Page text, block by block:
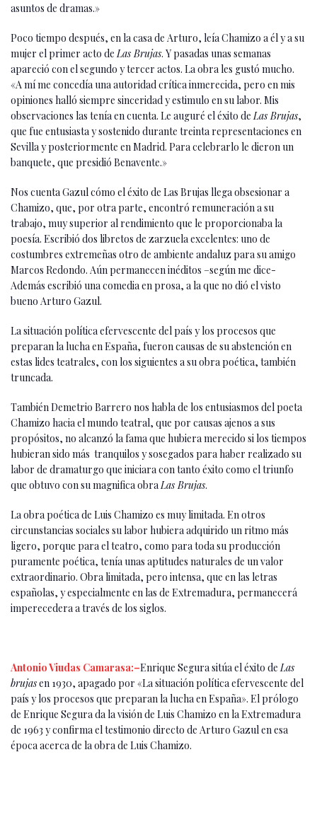
asuntos de dramas.»
Poco tiempo después, en la casa de Arturo, leía Chamizo a él y a su
mujer el primer acto de Las Brujas. Y pasadas unas semanas
apareció con el segundo y tercer actos. La obra les gustó mucho.
«A mí me concedía una autoridad crítica inmerecida, pero en mis
opiniones halló siempre sinceridad y estimulo en su labor. Mis
observaciones las tenía en cuenta. Le auguré el éxito de Las Brujas,
que fue entusiasta y sostenido durante treinta representaciones en
Sevilla y posteriormente en Madrid. Para celebrarlo le dieron un
banquete, que presidió Benavente.»
Nos cuenta Gazul cómo el éxito de Las Brujas llega obsesionar a
Chamizo, que, por otra parte, encontró remuneración a su
trabajo, muy superior al rendimiento que le proporcionaba la
poesía. Escribió dos libretos de zarzuela excelentes: uno de
costumbres extremeñas otro de ambiente andaluz para su amigo
Marcos Redondo. Aún permanecen inéditos –según me dice-
Además escribió una comedia en prosa, a la que no dió el visto
bueno Arturo Gazul.
La situación política efervescente del país y los procesos que
preparan la lucha en España, fueron causas de su abstención en
estas lides teatrales, con los siguientes a su obra poética, también
truncada.
También Demetrio Barrero nos habla de los entusiasmos del poeta
Chamizo hacia el mundo teatral, que por causas ajenos a sus
propósitos, no alcanzó la fama que hubiera merecido si los tiempos
hubieran sido más tranquilos y sosegados para haber realizado su
labor de dramaturgo que iniciara con tanto éxito como el triunfo
que obtuvo con su magnifica obra Las Brujas.
La obra poética de Luis Chamizo es muy limitada. En otros
circunstancias sociales su labor hubiera adquirido un ritmo más
ligero, porque para el teatro, como para toda su producción
puramente poética, tenía unas aptitudes naturales de un valor
extraordinario. Obra limitada, pero intensa, que en las letras
españolas, y especialmente en las de Extremadura, permanecerá
imperecedera a través de los siglos.
Antonio Viudas Camarasa:–Enrique Segura sitúa el éxito de Las
brujasen 1930, apagado por «La situación política efervescente del
país y los procesos que preparan la lucha en España». El prólogo
de Enrique Segura da la visión de Luis Chamizo en la Extremadura
de 1963 y confirma el testimonio directo de Arturo Gazul en esa
época acerca de la obra de Luis Chamizo.